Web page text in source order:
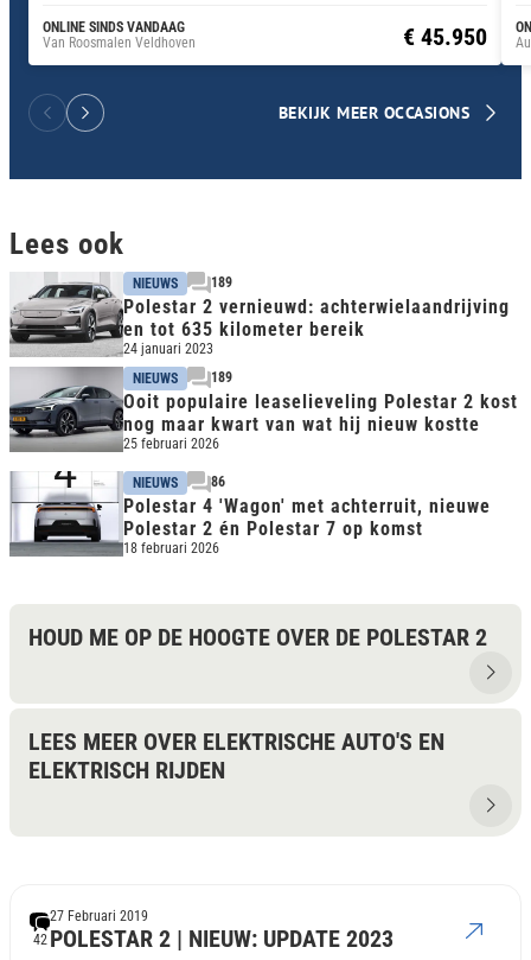
ONLINE SINDS VANDAAG
Van Roosmalen Veldhoven
€ 45.950
BEKIJK MEER OCCASIONS
Lees ook
NIEUWS 189
Polestar 2 vernieuwd: achterwielaandrijving
en tot 635 kilometer bereik
24 januari 2023
NIEUWS
189
Ooit populaire leaselieveling Polestar 2 kost
nog maar kwart van wat hij nieuw kostte
25 februari 2026
NIEUWS 86
Polestar 4 'Wagon' met achterruit, nieuwe
Polestar 2 én Polestar 7 op komst
18 februari 2026
HOUD ME OP DE HOOGTE OVER DE POLESTAR 2
LEES MEER OVER ELEKTRISCHE AUTO'S EN
ELEKTRISCH RIJDEN
42 POLESTAR 2 | NIEUW: UPDATE 2023
27 Februari 2019